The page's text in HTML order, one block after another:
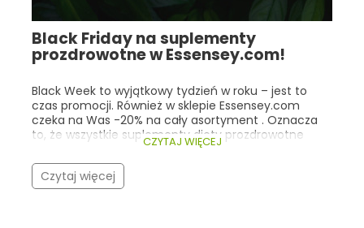
Black Friday na suplementy
prozdrowotne w Essensey.com!
Black Week to wyjątkowy tydzień w roku – jest to
czas promocji. Również w sklepie Essensey.com
czeka na Was -20% na cały asortyment . Oznacza
to, że wszystkie suplementy diety prozdrowotne
kupimy o jedną piątą taniej! Co istotne, nasza
promocja trwa cały tydzień (do 30.11.2025r 23:59), a
nie tylko w trakcie Black Friday! Warto zwrócić
szczególną uwagę na bestsellery Essensey oraz
CZYTAJ WIĘCEJ
Czytaj więcej